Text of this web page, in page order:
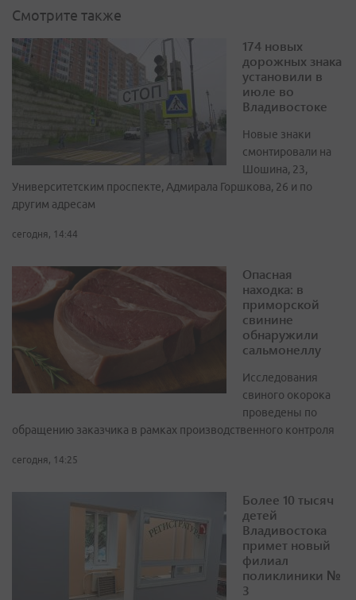
Смотрите также
174 новых
дорожных знака
установили в
июле во
Владивостоке
Новые знаки
смонтировали на
Шошина, 23,
Университетским проспекте, Адмирала Горшкова, 26 и по
другим адресам
сегодня, 14:44
Опасная
находка: в
приморской
свинине
обнаружили
сальмонеллу
Исследования
свиного окорока
проведены по
обращению заказчика в рамках производственного контроля
сегодня, 14:25
Более 10 тысяч
детей
Владивостока
примет новый
филиал
поликлиники №
3